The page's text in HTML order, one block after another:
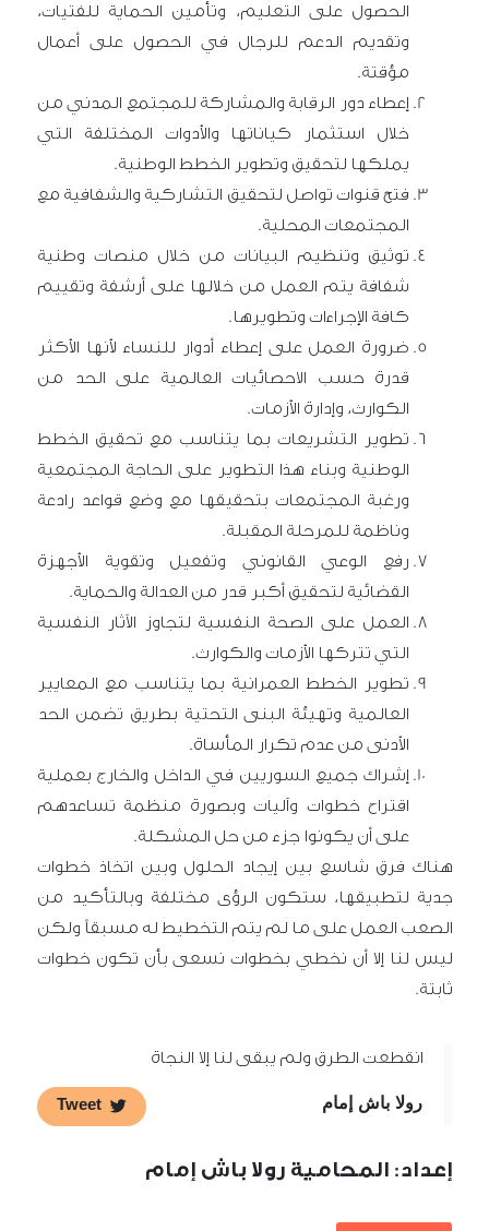
الحصول على التعليم، وتأمين الحماية للفتيات،
وتقديم الدعم للرجال في الحصول على أعمال
مؤقتة.
إعطاء دور الرقابة والمشاركة للمجتمع المدني من
خلال استثمار كياناتها والأدوات المختلفة التي
يملكها لتحقيق وتطوير الخطط الوطنية.
فتح قنوات تواصل لتحقيق التشاركية والشفافية مع
المجتمعات المحلية.
توثيق وتنظيم البيانات من خلال منصات وطنية
شفافة يتم العمل من خلالها على أرشفة وتقييم
كافة الإجراءات وتطويرها.
ضرورة العمل على إعطاء أدوار للنساء لأنها الأكثر
قدرة حسب الاحصائيات العالمية على الحد من
الكوارث، وإدارة الأزمات.
تطوير التشريعات بما يتناسب مع تحقيق الخطط
الوطنية وبناء هذا التطوير على الحاجة المجتمعية
ورغبة المجتمعات بتحقيقها مع وضع قواعد رادعة
وناظمة للمرحلة المقبلة.
رفع الوعي القانوني وتفعيل وتقوية الأجهزة
القضائية لتحقيق أكبر قدر من العدالة والحماية.
العمل على الصحة النفسية لتجاوز الآثار النفسية
التي تتركها الأزمات والكوارث.
تطوير الخطط العمرانية بما يتناسب مع المعايير
العالمية وتهيئة البنى التحتية بطريق تضمن الحد
الأدنى من عدم تكرار المأساة.
إشراك جميع السوريين في الداخل والخارج بعملية
اقتراح خطوات وآليات وبصورة منظمة تساعدهم
على أن يكونوا جزء من حل المشكلة.
هناك فرق شاسع بين إيجاد الحلول وبين اتخاذ خطوات
جدية لتطبيقها، ستكون الرؤى مختلفة وبالتأكيد من
الصعب العمل على ما لم يتم التخطيط له مسبقاً ولكن
ليس لنا إلا أن نخطي بخطوات نسعى بأن تكون خطوات
ثابتة.
انقطعت الطرق ولم يبقى لنا إلا النجاة
رولا باش إمام Tweet
إعداد: المحامية رولا باش إمام